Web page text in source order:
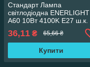
Стандарт Лампа
світлодіодна ENERLIGHT
A60 10Вт 4100K E27 ш.к.
36,11 ₴ 65,66 ₴
Купити